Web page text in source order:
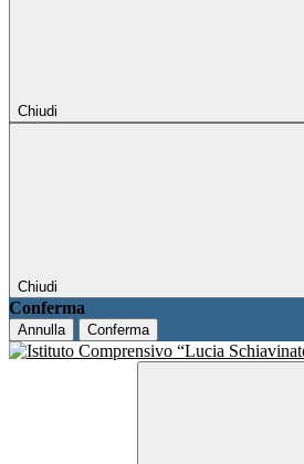
Chiudi
Chiudi
Conferma
Annulla Conferma